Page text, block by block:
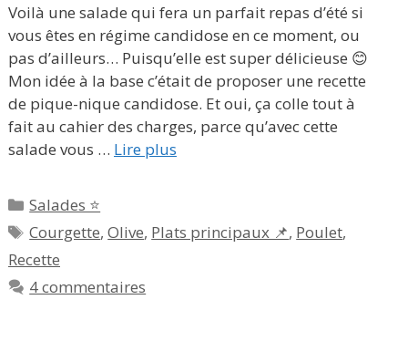
Voilà une salade qui fera un parfait repas d’été si
vous êtes en régime candidose en ce moment, ou
pas d’ailleurs… Puisqu’elle est super délicieuse 😊
Mon idée à la base c’était de proposer une recette
de pique-nique candidose. Et oui, ça colle tout à
fait au cahier des charges, parce qu’avec cette
salade vous … Lire plus
Catégories
Salades ⭐
Étiquettes
Courgette,Olive, Plats principaux 📌, Poulet,
Recette
4 commentaires